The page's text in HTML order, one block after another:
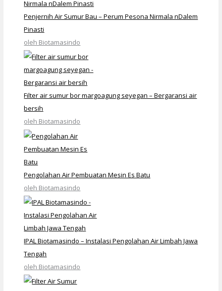
Penjernih Air Sumur Bau – Perum Pesona Nirmala nDalem
Pinasti
oleh Biotamasindo
Filter air sumur bor margoagung seyegan – Bergaransi air
bersih
oleh Biotamasindo
Pengolahan Air Pembuatan Mesin Es Batu
oleh Biotamasindo
IPAL Biotamasindo – Instalasi Pengolahan Air Limbah Jawa
Tengah
oleh Biotamasindo